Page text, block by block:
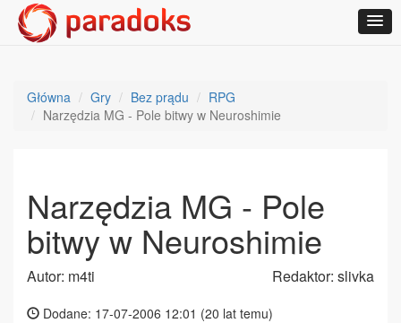
Główna Gry Bez prądu
RPG
Narzędzia MG - Pole bitwy w Neuroshimie
Narzędzia MG - Pole
bitwy w Neuroshimie
Autor: m4ti Redaktor: slivka
Dodane: 17-07-2006 12:01 (20 lat temu)